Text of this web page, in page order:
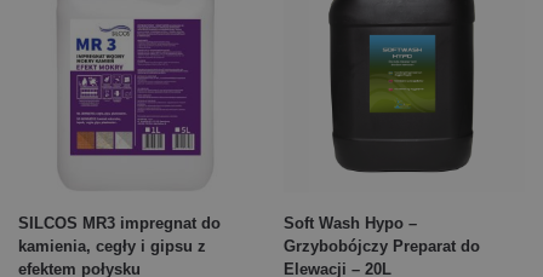
SILCOS MR3 impregnat do
kamienia, cegły i gipsu z
efektem połysku
Soft Wash Hypo –
Grzybobójczy Preparat do
Elewacji – 20L